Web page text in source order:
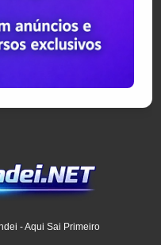
- Aqui Sai Primeiro